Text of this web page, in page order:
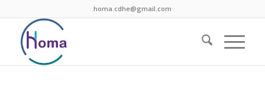
homa.cdhe@gmail.com